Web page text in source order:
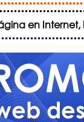
en Internet,